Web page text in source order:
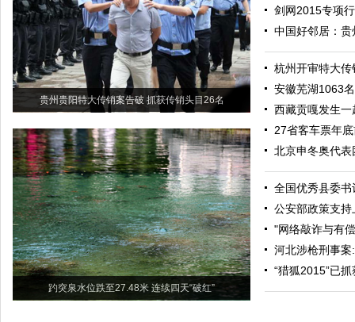
贵州贵阳特大传销案告破 抓获传销头目26名
趵突泉水位跌至27.48米 连续四天“破红”
剑网2015专项
中国好邻居：
杭州开审特大
安徽芜湖1063
西藏贡嘎发生
27省客车票年
北京申冬奥代
全国优秀县委
公安部政策支
"网络敲诈与有
河北涉枪刑事
“猎狐2015”已